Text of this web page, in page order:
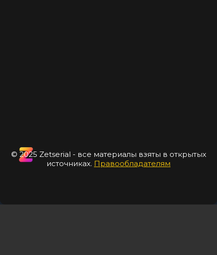
© 2025 Zetserial - все материалы взяты в открытых
источниках. Правообладателям